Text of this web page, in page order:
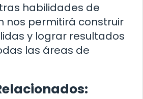
habilidades de
nos permitirá construir
y lograr resultados
las áreas de